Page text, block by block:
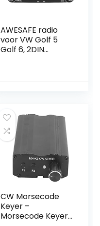
AWESAFE radio
voor VW Golf 5
Golf 6, 2DIN
CW Morsecode
Keyer –
Morsecode Keyer